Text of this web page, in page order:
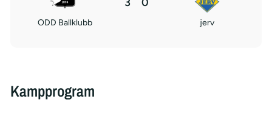
ODD Ballklubb
3 0
jerv
Kampprogram